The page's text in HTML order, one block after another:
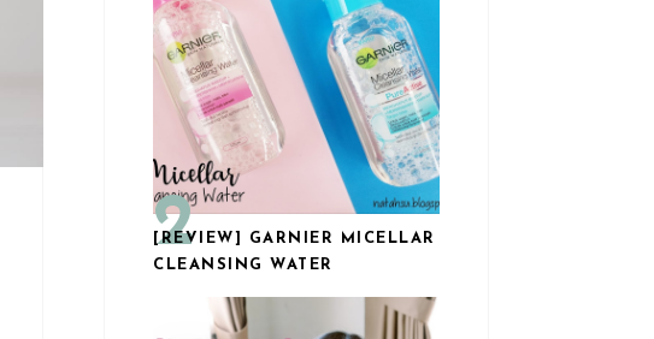
[REVIEW] GARNIER MICELLAR
CLEANSING WATER